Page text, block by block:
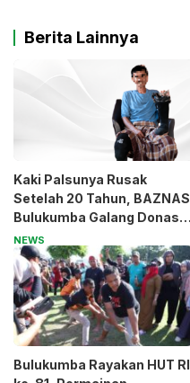
Berita Lainnya
Kaki Palsunya Rusak
Setelah 20 Tahun, BAZNAS
Bulukumba Galang Donasi
untuk Pak Pardi
NEWS
Bulukumba Rayakan HUT RI